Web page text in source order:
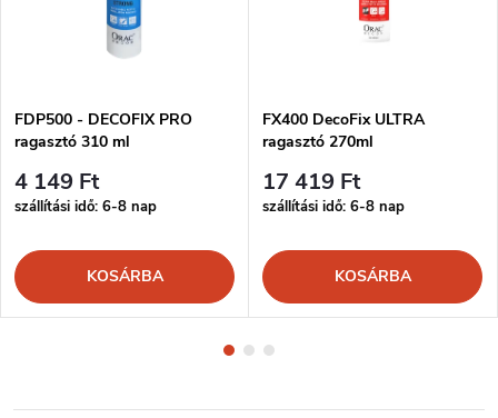
FDP500 - DECOFIX PRO
ragasztó 310 ml
4 149 Ft
szállítási idő: 6-8 nap
KOSÁRBA
FX400 DecoFix ULTRA
ragasztó 270ml
17 419 Ft
szállítási idő: 6-8 nap
KOSÁRBA